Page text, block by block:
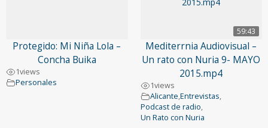
Protegido: Mi Niña Lola –
Concha Buika
1views
Personales
59:43
Mediterrnia Audiovisual –
Un rato con Nuria 9- MAYO
2015.mp4
1views
Alicante,Entrevistas,
Podcast de radio,
Un Rato con Nuria